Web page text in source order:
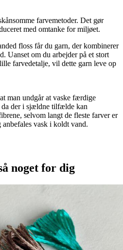
farvemetoder. Det gør
med omtanke for miljøet.
floss får du garn, der kombinerer
Uanset om du arbejder på et stort
farvedetalje, vil dette garn leve op
man undgår at vaske færdige
da der i sjældne tilfælde kan
selvom langt de fleste farver er
vask i koldt vand.
noget for dig